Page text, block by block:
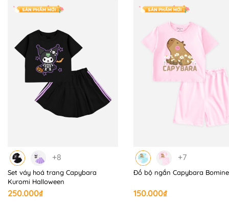
📍 BẢNG SIZE BOMINES:
+ Size 2 - 8 - 12kg, cao 85-90cm
+8
Set váy hoá trang Capybara
Kuromi Halloween
250.000₫
+7
Đồ bộ ngắn Capybara
150.000₫